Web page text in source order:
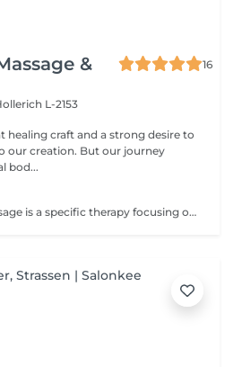
&
16
L-2153
healing craft and a strong desire to
our creation. But our journey
bod...
Head and Shoulder Massage is a specific therapy focusing on the specific areas rather than the entire body. The massage helps to relieve tension in your muscles, improve circulation and reduce stress. This therapy is especially recommended for you if you work sitting down or at a desk all day. The focus on your back, head and shoulders helps you to relax and assists in the reduction of stress hormones in the muscles which can reduce the occurrence of tension related headaches. Other benefits that can be received from this therapy include: Improved sleep Reduction of neck-stiffness A general feeling of relaxation Improved circulation in your head